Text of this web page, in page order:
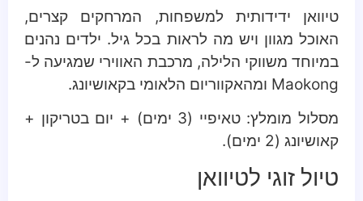
טיוואן ידידותית למשפחות, המרחקים קצרים,
האוכל מגוון ויש מה לראות בכל גיל. ילדים נהנים
במיוחד משווקי הלילה, מרכבת האווירי שמגיעה ל-
Maokong ומהאקווריום הלאומי בקאושיונג.
מסלול מומלץ: טאיפיי (3 ימים) + יום בטריקון +
קאושיונג (2 ימים).
טיול זוגי לטיוואן